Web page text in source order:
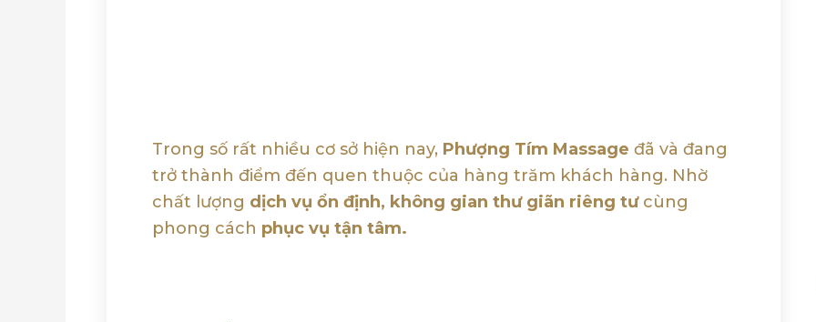
Trong số rất nhiều cơ sở hiện nay, Phượng Tím Massage đã và đang
trở thành điểm đến quen thuộc của hàng trăm khách hàng. Nhờ
chất lượng dịch vụ ổn định, không gian thư giãn riêng tưcùng
phong cách phục vụ tận tâm.